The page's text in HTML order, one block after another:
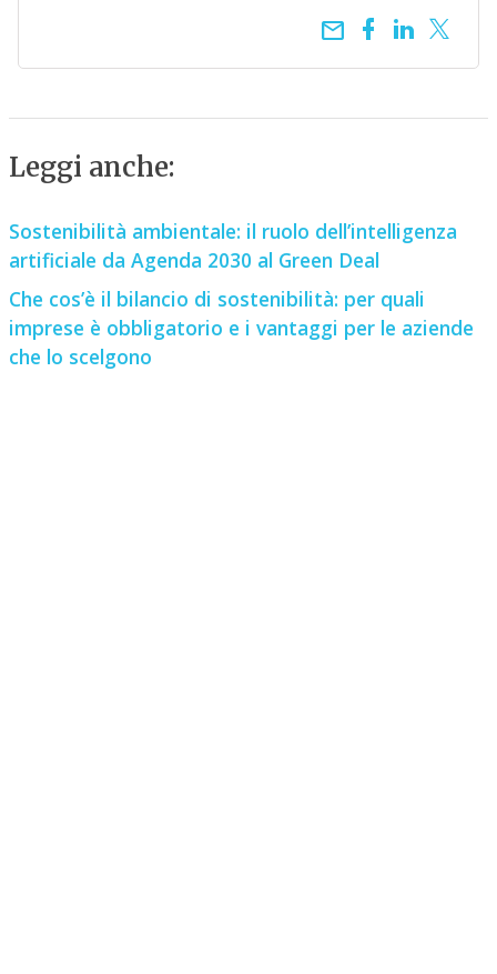
email
Leggi anche:
Sostenibilità ambientale: il ruolo dell’intelligenza
artificiale da Agenda 2030 al Green Deal
Che cos’è il bilancio di sostenibilità: per quali
imprese è obbligatorio e i vantaggi per le aziende
che lo scelgono